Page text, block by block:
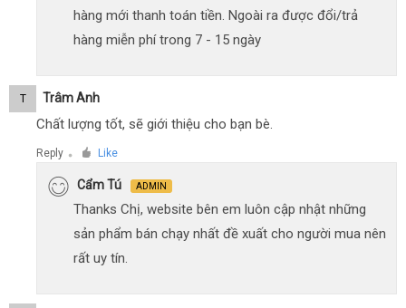
hàng mới thanh toán tiền. Ngoài ra được đổi/trả
hàng miễn phí trong 7 - 15 ngày
T Trâm Anh
Chất lượng tốt, sẽ giới thiệu cho bạn bè.
Reply ● Like
Cẩm Tú ADMIN
Thanks Chị, website bên em luôn cập nhật những
sản phẩm bán chạy nhất đề xuất cho người mua nên
rất uy tín.